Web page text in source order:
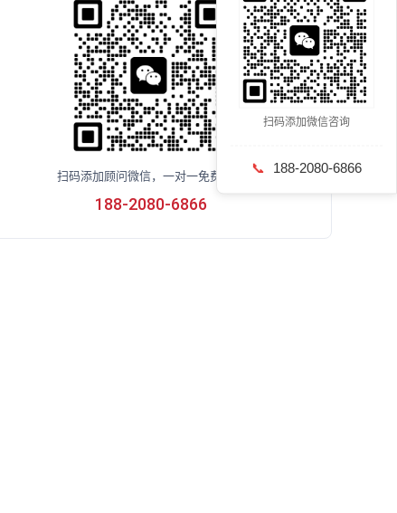
扫码添加顾问微信，一对一免费咨询
188-2080-6866
扫码添加微信咨询
📞 188-2080-6866